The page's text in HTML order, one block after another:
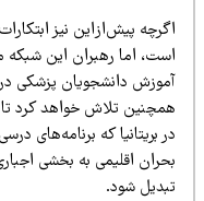
پیش‌ازاین نیز ابتکارات
اما رهبران این شبکه
دانشجویان پزشکی در
تلاش خواهد کرد تا بر
بریتانیا که برنامه‌های درسی
اقلیمی به بخشی اجباری
شود.